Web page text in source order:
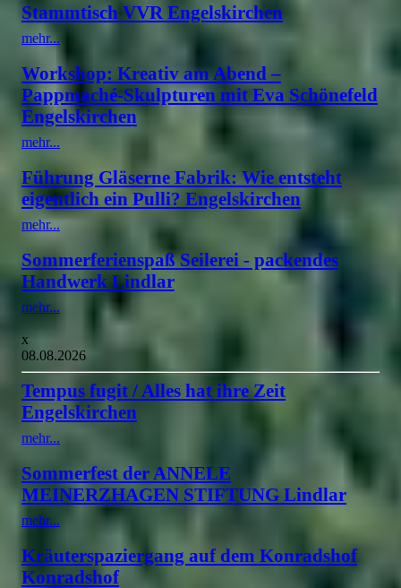
Stammtisch VVR Engelskirchen
mehr...
Workshop: Kreativ am Abend –
Pappmaché-Skulpturen mit Eva Schönefeld
Engelskirchen
mehr...
Führung Gläserne Fabrik: Wie entsteht
eigentlich ein Pulli? Engelskirchen
mehr...
Sommerferienspaß Seilerei - packendes
Handwerk Lindlar
mehr...
x
08.08.2026
Tempus fugit / Alles hat ihre Zeit
Engelskirchen
mehr...
Sommerfest der ANNELE
MEINERZHAGEN STIFTUNG Lindlar
mehr...
Kräuterspaziergang auf dem Konradshof
Konradshof